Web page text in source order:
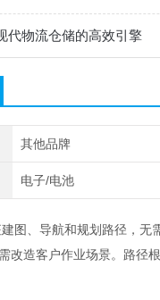
代物流仓储的高效引擎
其他品牌
电子/电池
图、导航和规划路径，无
改造客户作业场景。路径